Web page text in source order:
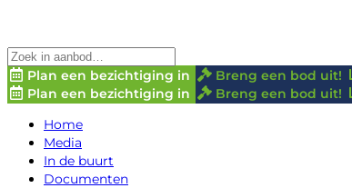
Plan een bezichtiging in Breng een bod uit!
Plan een bezichtiging in
Breng een bod uit!
Home
Media
In de buurt
Documenten